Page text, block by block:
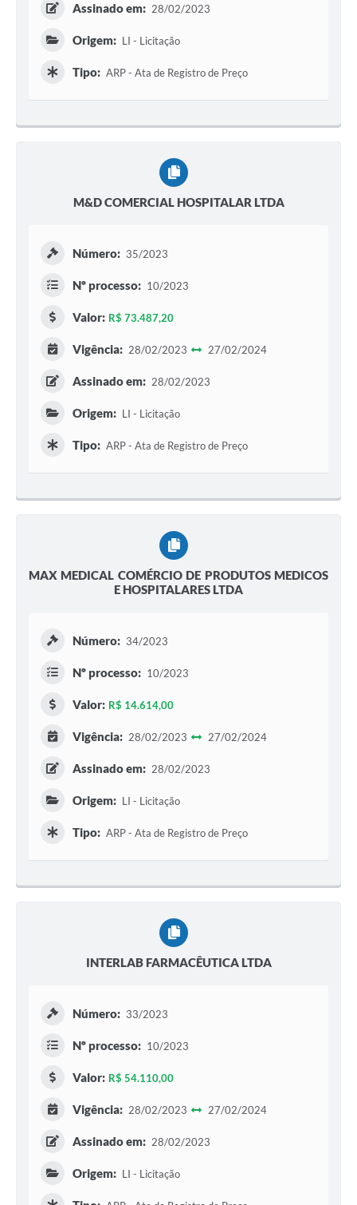
Assinado em: 28/02/2023
Origem: LI - Licitação
Tipo: ARP - Ata de Registro de Preço
M&D COMERCIAL HOSPITALAR LTDA
Número: 35/2023
Nº processo: 10/2023
Valor: R$ 73.487,20
Vigência: 28/02/2023 27/02/2024
Assinado em: 28/02/2023
Origem: LI - Licitação
Tipo: ARP - Ata de Registro de Preço
MAX MEDICAL COMÉRCIO DE PRODUTOS MEDICOS
E HOSPITALARES LTDA
Número: 34/2023
Nº processo: 10/2023
Valor: R$ 14.614,00
Vigência: 28/02/2023 27/02/2024
Assinado em: 28/02/2023
Origem: LI - Licitação
Tipo: ARP - Ata de Registro de Preço
INTERLAB FARMACÊUTICA LTDA
Número: 33/2023
Nº processo: 10/2023
Valor: R$ 54.110,00
Vigência: 28/02/2023 27/02/2024
Assinado em: 28/02/2023
Origem: LI - Licitação